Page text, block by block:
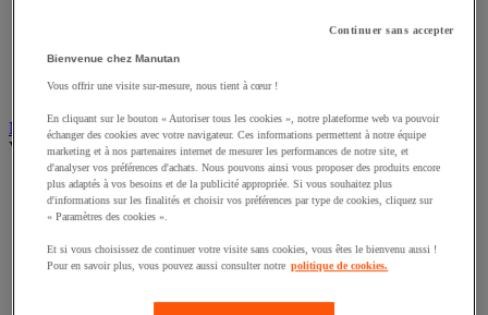
Enduit et plâtre
Ragréage
Nettoyant et dégraissant
Voir toute la catégorie
Anti-adhérent soudure
Dégraissant alimentaire
Dégraissant industriel
Détection de fuite
Nettoyant et protection électronique
Nettoyant pour graffiti
Continuer sans accepter
Bienvenue chez Manutan
Vous offrir une visite sur-mesure, nous tient à cœur !
En cliquant sur le bouton « Autoriser tous les cookies », notre plateforme web va pouvoir
échanger des cookies avec votre navigateur. Ces informations permettent à notre équipe
marketing et à nos partenaires internet de mesurer les performances de notre site, et
d'analyser vos préférences d'achats. Nous pouvons ainsi vous proposer des produits encore
plus adaptés à vos besoins et de la publicité appropriée. Si vous souhaitez plus
d'informations sur les finalités et choisir vos préférences par type de cookies, cliquez sur
« Paramètres des cookies ».
Et si vous choisissez de continuer votre visite sans cookies, vous êtes le bienvenu aussi !
Pour en savoir plus, vous pouvez aussi consulter notre politique de cookies.